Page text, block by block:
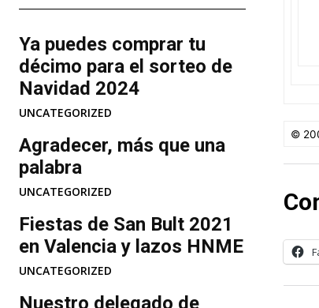
Ya puedes comprar tu
décimo para el sorteo de
Navidad 2024
UNCATEGORIZED
Agradecer, más que una
palabra
UNCATEGORIZED
Fiestas de San Bult 2021
en Valencia y lazos HNME
UNCATEGORIZED
Nuestro delegado de
©